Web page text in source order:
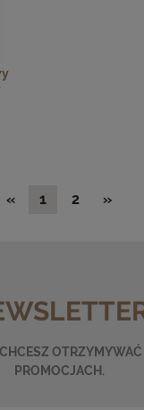
« 1 2 »
PROMOCJACH.